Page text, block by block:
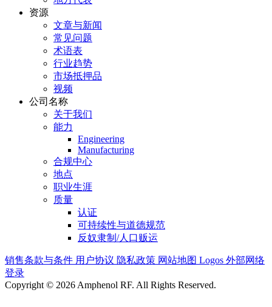
资源
文章与新闻
常见问题
术语表
行业趋势
市场抵押品
视频
公司名称
关于我们
能力
Engineering
Manufacturing
合规中心
地点
职业生涯
质量
认证
可持续性与道德规范
反奴隶制/人口贩运
销售条款与条件 用户协议 隐私政策 网站地图 Logos 外部网络
登录
Copyright © 2026 Amphenol RF. All Rights Reserved.